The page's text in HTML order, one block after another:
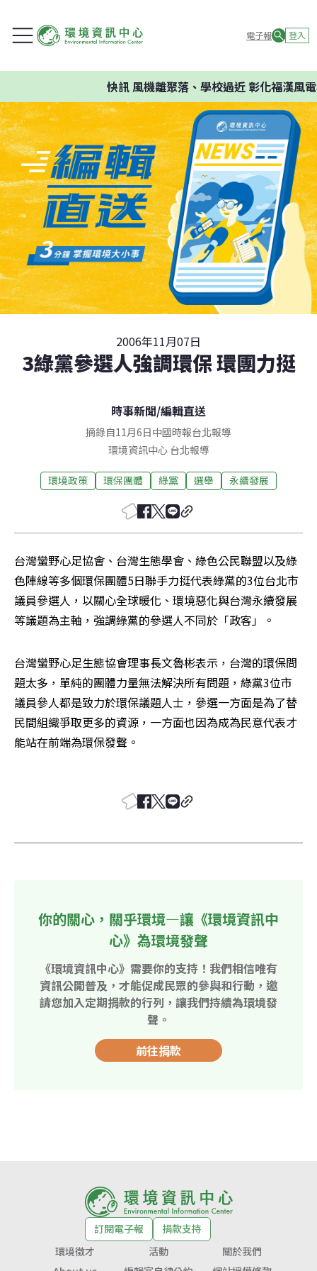
電子報 登入
快訊風機離聚落、學校過近 彰化福漢風電
2006年11月07日
3綠黨參選人強調環保 環團力挺
時事新聞/編輯直送
摘錄自11月6日中國時報台北報導
環境資訊中心 台北報導
環境政策 環保團體 綠黨 選舉 永續發展
台灣蠻野心足協會、台灣生態學會、綠色公民聯盟以及綠
色陣線等多個環保團體5日聯手力挺代表綠黨的3位台北市
議員參選人，以關心全球暖化、環境惡化與台灣永續發展
等議題為主軸，強調綠黨的參選人不同於「政客」。
台灣蠻野心足生態協會理事長文魯彬表示，台灣的環保問
題太多，單純的團體力量無法解決所有問題，綠黨3位市
議員參人都是致力於環保議題人士，參選一方面是為了替
民間組織爭取更多的資源，一方面也因為成為民意代表才
能站在前端為環保發聲。
你的關心，關乎環境—讓《環境資訊中
心》為環境發聲
《環境資訊中心》需要你的支持！我們相信唯有
資訊公開普及，才能促成民眾的參與和行動，邀
請您加入定期捐款的行列，讓我們持續為環境發
聲。
前往捐款
訂閱電子報
捐款支持
環境徵才
活動
關於我們